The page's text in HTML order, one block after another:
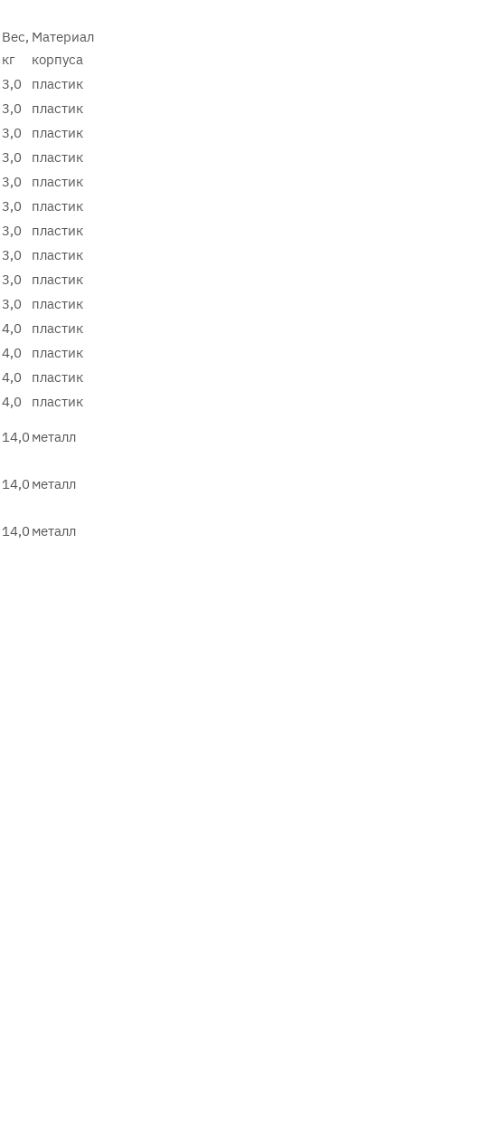
Вес,
кг
Материал
корпуса
3,0
пластик
3,0
пластик
3,0
пластик
3,0
пластик
3,0
пластик
3,0
пластик
3,0
пластик
3,0
пластик
3,0
пластик
3,0
пластик
4,0
пластик
4,0
пластик
4,0
пластик
4,0 пластик
14,0 металл
14,0 металл
14,0 металл